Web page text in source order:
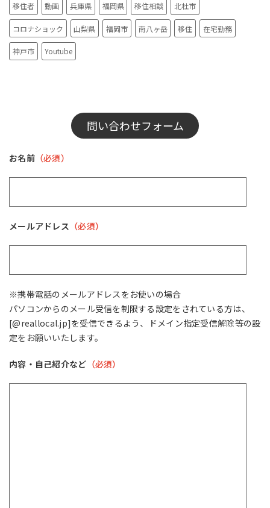
移住者 動画 兵庫県 福岡県 移住相談 北杜市
コロナショック 山梨県 福岡市 南八ヶ岳 移住 在宅勤務
神戸市 Youtube
問い合わせフォーム
お名前（必須）
メールアドレス （必須）
※携帯電話のメールアドレスをお使いの場合
パソコンからのメール受信を制限する設定をされている方は、
[@reallocal.jp]を受信できるよう、ドメイン指定受信解除等の設
定をお願いいたします。
内容・自己紹介など （必須）